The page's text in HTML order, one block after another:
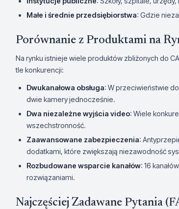
Małe i średnie przedsiębiorstwa: Gdzie
Porównanie z Produktami na
Na rynku istnieje wiele produktów zbliżonych do
tle konkurencji:
Dwukanałowa obsługa: W przeciwieństwie
dwie kamery jednocześnie.
Dwa niezależne wyjścia video: Wiele
wszechstronność.
Zaawansowane zabezpieczenia:
dodatkami, które zwiększają niezawodność
Rozbudowane wsparcie kanałów: 16
rozwiązaniami.
Najczęściej Zadawane Pytania